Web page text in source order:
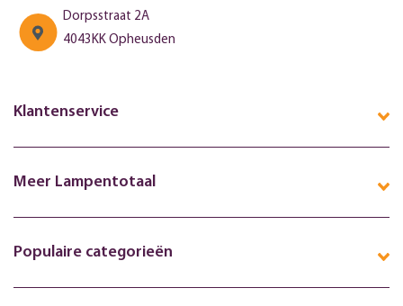
Dorpsstraat 2A
4043KK Opheusden
Klantenservice
Meer Lampentotaal
Populaire categorieën